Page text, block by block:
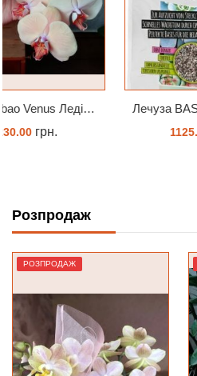
Лечуза BASICPON 12 літрів
Розпродаж
РОЗПРОДАЖ